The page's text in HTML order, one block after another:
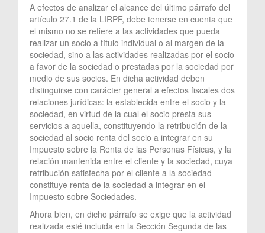
A efectos de analizar el alcance del último párrafo del
artículo 27.1 de la LIRPF, debe tenerse en cuenta que
el mismo no se refiere a las actividades que pueda
realizar un socio a título individual o al margen de la
sociedad, sino a las actividades realizadas por el socio
a favor de la sociedad o prestadas por la sociedad por
medio de sus socios. En dicha actividad deben
distinguirse con carácter general a efectos fiscales dos
relaciones jurídicas: la establecida entre el socio y la
sociedad, en virtud de la cual el socio presta sus
servicios a aquella, constituyendo la retribución de la
sociedad al socio renta del socio a integrar en su
Impuesto sobre la Renta de las Personas Físicas, y la
relación mantenida entre el cliente y la sociedad, cuya
retribución satisfecha por el cliente a la sociedad
constituye renta de la sociedad a integrar en el
Impuesto sobre Sociedades.
Ahora bien, en dicho párrafo se exige que la actividad
realizada esté incluida en la Sección Segunda de las